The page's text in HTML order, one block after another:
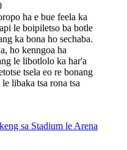
ha e bue feela ka
le boipiletso ba botle
ka bona ho sechaba.
ho kenngoa ha
le libotlolo ka har'a
tsela eo re bonang
libaka tsa rona tsa